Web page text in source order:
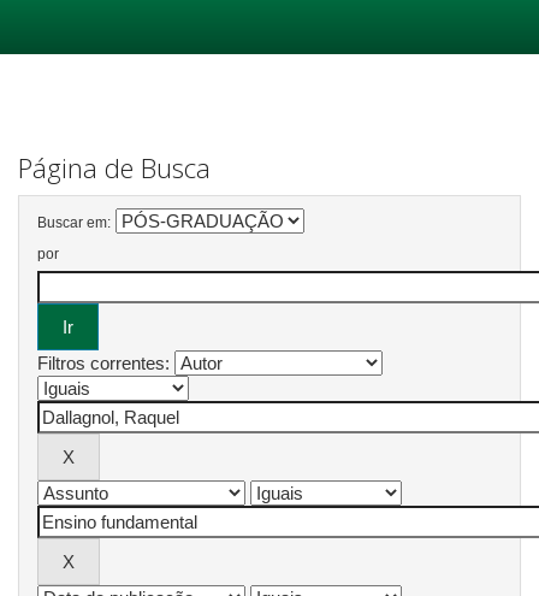
Página de Busca
Buscar em:
por
Filtros correntes: